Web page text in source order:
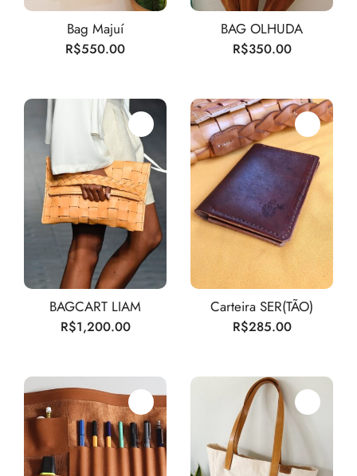
Bag Majuí
R$550.00
BAG OLHUDA
R$350.00
BAGCART LIAM
R$1,200.00
Carteira SER(TÃO)
R$285.00